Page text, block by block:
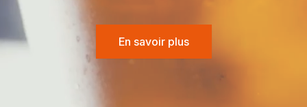
En savoir plus